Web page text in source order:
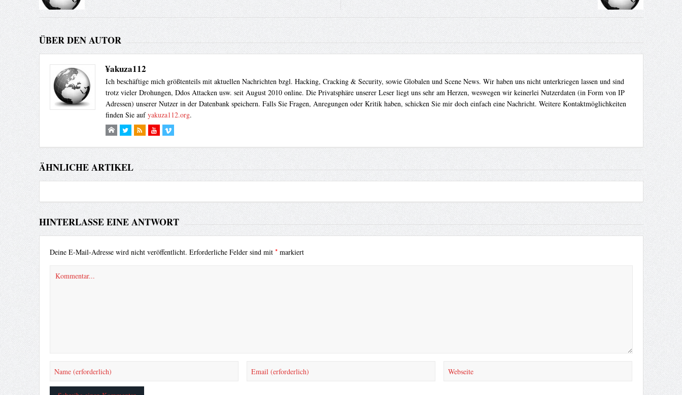
ÜBER DEN AUTOR
¥akuza112
Ich beschäftige mich größtenteils mit aktuellen Nachrichten bzgl. Hacking, Cracking & Security, sowie Globalen und Scene News. Wir haben uns nicht unterkriegen lassen und sind
trotz vieler Drohungen, Ddos Attacken usw. seit August 2010 online. Die Privatsphäre unserer Leser liegt uns sehr am Herzen, weswegen wir keinerlei Nutzerdaten (in Form von IP
Adressen) unserer Nutzer in der Datenbank speichern. Falls Sie Fragen, Anregungen oder Kritik haben, schicken Sie mir doch einfach eine Nachricht. Weitere Kontaktmöglichkeiten
finden Sie aufyakuza112.org.
ÄHNLICHE ARTIKEL
HINTERLASSE EINE ANTWORT
Deine E-Mail-Adresse wird nicht veröffentlicht. Erforderliche Felder sind mit *markiert